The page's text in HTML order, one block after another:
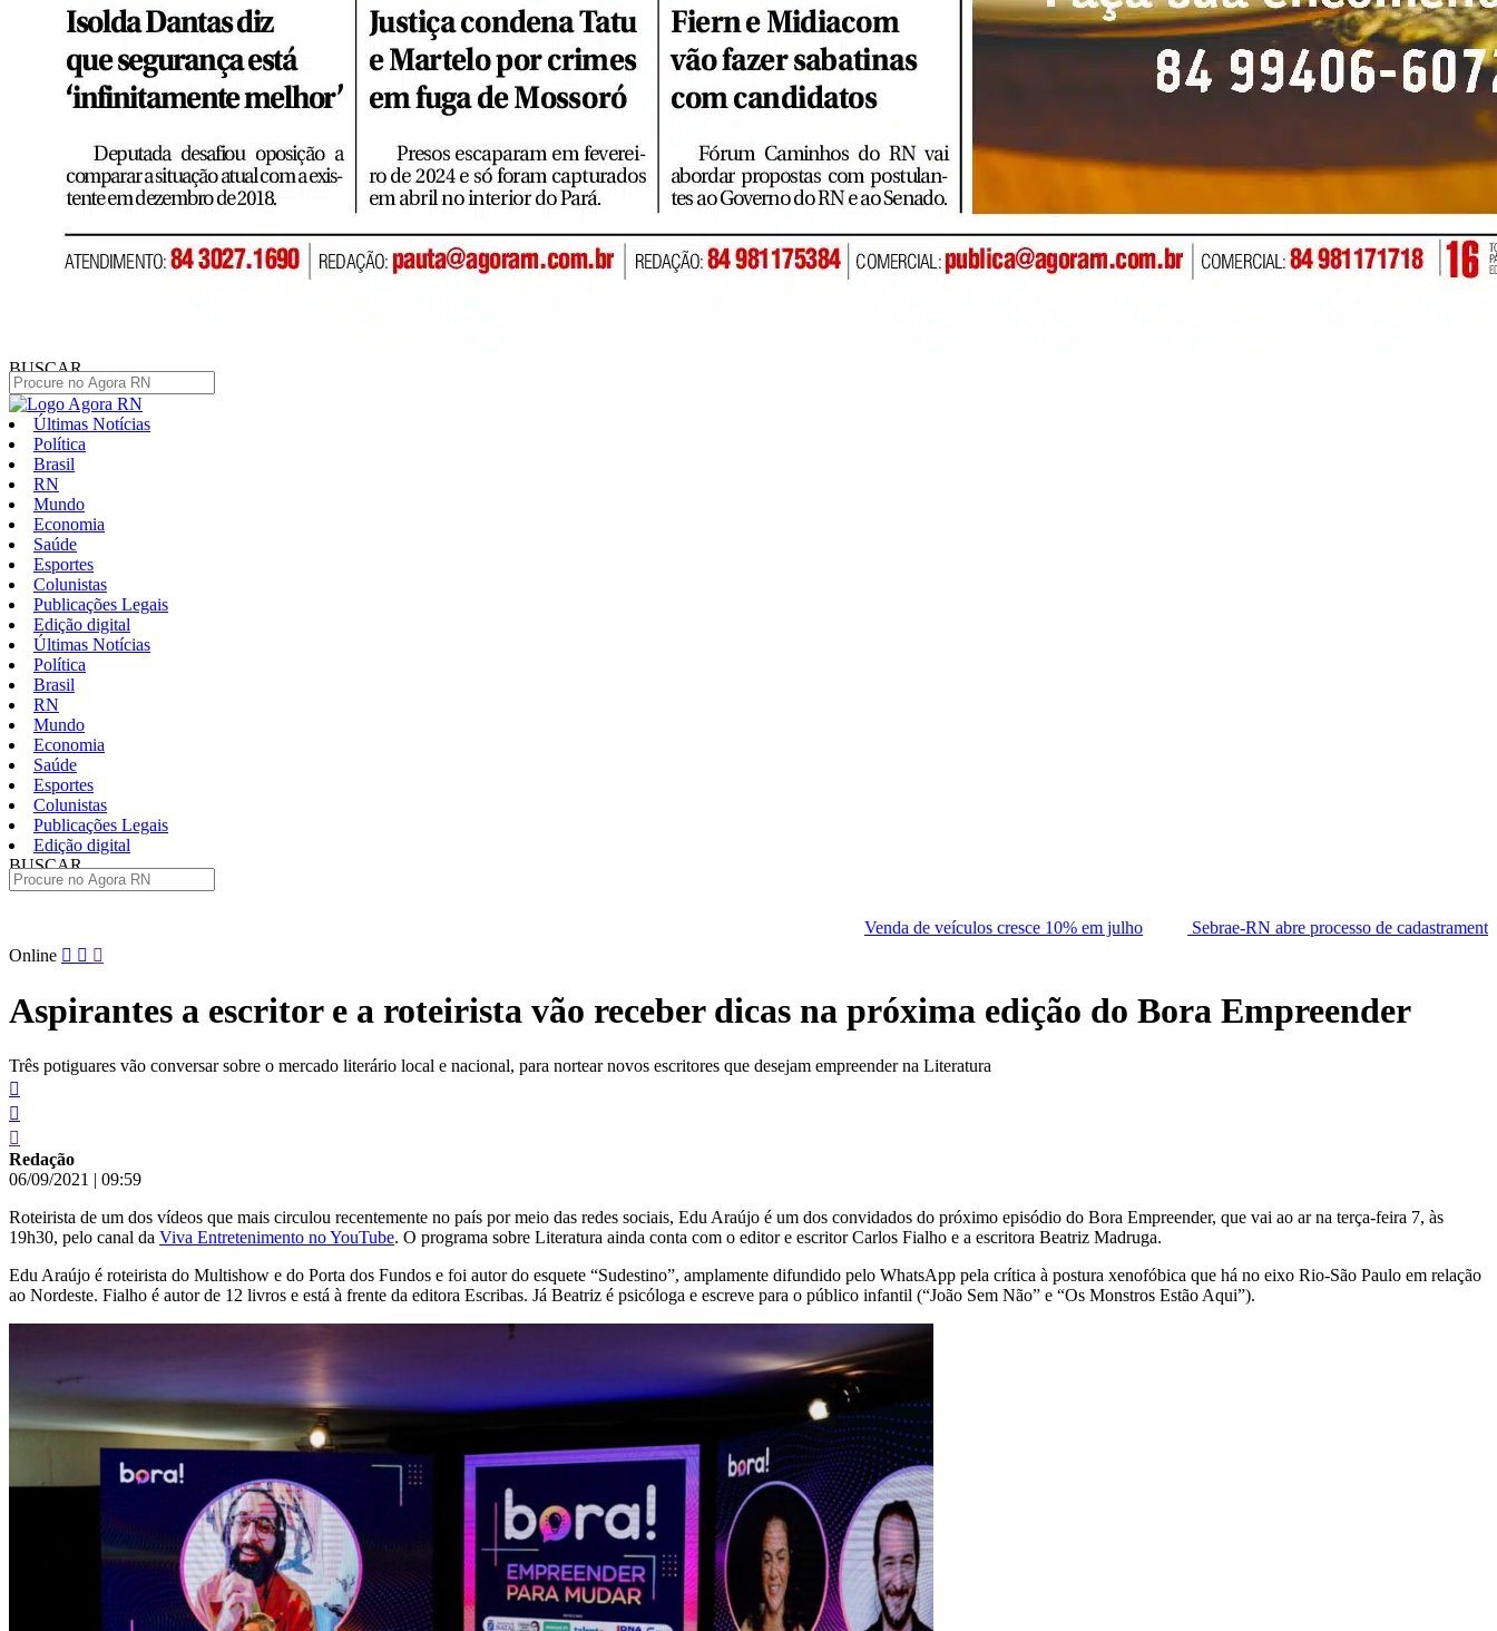
BUSCAR
Últimas Notícias
Política
Brasil
RN
Mundo
Economia
Saúde
Esportes
Colunistas
Publicações Legais
Edição digital
Últimas Notícias
Política
Brasil
RN
Mundo
Economia
Saúde
Esportes
Colunistas
Publicações Legais
Edição digital
BUSCAR
Venda de veículos cresce 10% em julho
Sebrae-RN abre processo de cadastramento de consultores
Pular
conteúdo
Online
Aspirantes a escritor e a roteirista vão receber dicas na próxima edição do Bora Empreender
Três potiguares vão conversar sobre o mercado literário local e nacional, para nortear novos escritores que desejam empreender na Literatura
Redação
06/09/2021 | 09:59
Roteirista de um dos vídeos que mais circulou recentemente no país por meio das redes sociais, Edu Araújo é um dos convidados do próximo episódio do Bora Empreender, que vai ao ar na terça-feira 7, às
19h30, pelo canal da Viva Entretenimento no YouTube. O programa sobre Literatura ainda conta com o editor e escritor Carlos Fialho e a escritora Beatriz Madruga.
Edu Araújo é roteirista do Multishow e do Porta dos Fundos e foi autor do esquete “Sudestino”, amplamente difundido pelo WhatsApp pela crítica à postura xenofóbica que há no eixo Rio-São Paulo em relação
ao Nordeste. Fialho é autor de 12 livros e está à frente da editora Escribas. Já Beatriz é psicóloga e escreve para o público infantil (“João Sem Não” e “Os Monstros Estão Aqui”).